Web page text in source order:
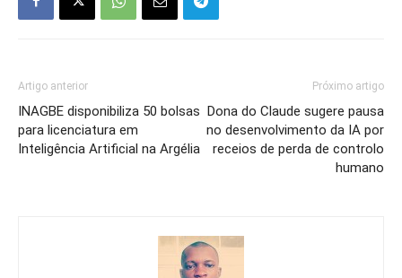
Artigo anterior
INAGBE disponibiliza 50 bolsas
para licenciatura em
Inteligência Artificial na Argélia
Próximo artigo
Dona do Claude sugere pausa
no desenvolvimento da IA por
receios de perda de controlo
humano